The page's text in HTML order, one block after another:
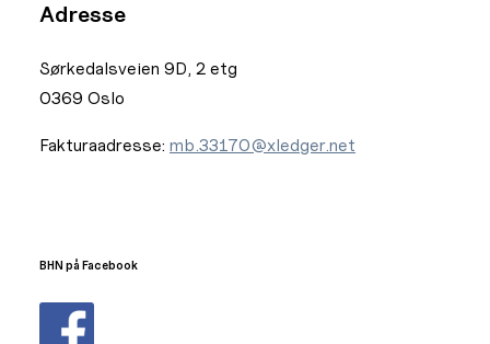
Adresse
Sørkedalsveien 9D, 2 etg
0369 Oslo
Fakturaadresse: mb.33170@xledger.net
BHN på Facebook